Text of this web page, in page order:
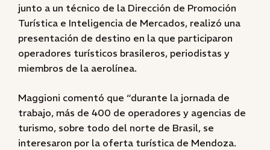
junto a un técnico de la Dirección de Promoción
Turística e Inteligencia de Mercados, realizó una
presentación de destino en la que participaron
operadores turísticos brasileros, periodistas y
miembros de la aerolínea.
Maggioni comentó que “durante la jornada de
trabajo, más de 400 de operadores y agencias de
turismo, sobre todo del norte de Brasil, se
interesaron por la oferta turística de Mendoza.